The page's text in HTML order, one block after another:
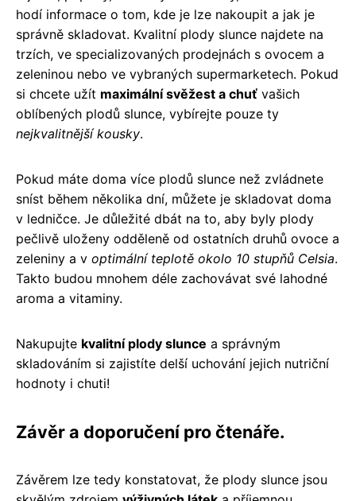
hodí informace o tom, kde je lze nakoupit a jak je
správně skladovat. Kvalitní plody slunce najdete na
trzích, ve specializovaných prodejnách s ovocem a
zeleninou nebo ve vybraných supermarketech. Pokud
si chcete užít maximální svěžest a chuť vašich
oblíbených plodů slunce, vybírejte pouze ty
nejkvalitnější kousky.
Pokud máte doma více plodů slunce než zvládnete
sníst během několika dní, můžete je skladovat doma
v ledničce. Je důležité dbát na to, aby byly plody
pečlivě uloženy odděleně od ostatních druhů ovoce a
zeleniny a v optimální teplotě okolo 10 stupňů Celsia.
Takto budou mnohem déle zachovávat své lahodné
aroma a vitaminy.
Nakupujte kvalitní plody slunce a správným
skladováním si zajistíte delší uchování jejich nutriční
hodnoty i chuti!
Závěr a doporučení pro čtenáře.
Závěrem lze tedy konstatovat, že plody slunce jsou